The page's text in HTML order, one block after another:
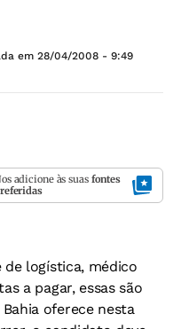
em 28/04/2008 - 9:49
adicione às suas fontes
logística, médico
a pagar, essas são
oferece nesta